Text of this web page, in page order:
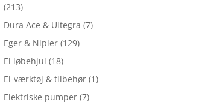
(213)
Dura Ace & Ultegra (7)
Eger & Nipler (129)
El løbehjul (18)
El-værktøj & tilbehør (1)
Elektriske pumper (7)